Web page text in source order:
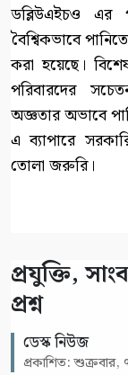
ডব্লিউএইচও এর
বৈশ্বিকভাবে
করা হয়েছে।
পরিবারদের
অজ্ঞতার অভাবে
এ ব্যাপারে
তোলা জরুরি।
প্রযুক্তি,
প্রশ্ন
ডেস্ক নিউজ
প্রকাশিত: